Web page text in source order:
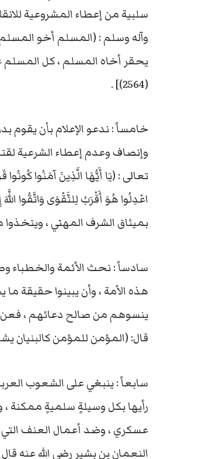
سلبية من إعطاء المشروعية
وآله وسلم : (المسلم أخو
يحقر أخاه المسلم ، كل
(2564)] .
خامساً : ندعو الإعلام بأن يقوم
وإنصاف وعدم إعطاء الشرعية
تعالى : (يَا أَيُّهَا الَّذِينَ آمَنُوا
بميثاق الشرف المهني ،
سادساً : نحث الأئمة والخطباء
هذه الأمة ، وأن يبينوا حقيقة
ينسوهم من صالح دعائهم ، فعن
قال: (المؤمن للمؤمن
سابعاً : ينبغي على الشعوب
رأيها بكل وسيلةٍ سلميةٍ ممكنة
عسكري ، وضد أعمال العنف التي
النعمان بن بشير رضي الله عنه